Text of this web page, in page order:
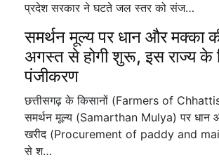
प्रदेश सरकार ने घटते जल स्तर को संज…
समर्थन मूल्य पर धान और मक्का
अगस्त से होगी शुरू, इस राज्य के
पंजीकरण
छत्तीसगढ़ के किसानों (Farmers of
समर्थन मूल्य (Samarthan Mulya) पर धान
खरीद (Procurement of paddy and
से श…